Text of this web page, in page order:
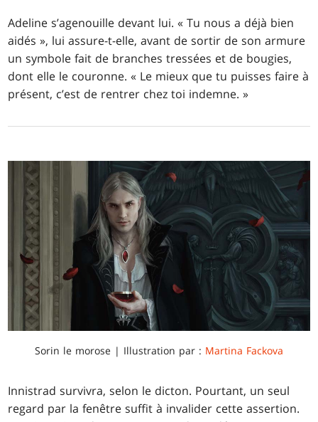
Adeline s’agenouille devant lui. « Tu nous a déjà bien
aidés », lui assure-t-elle, avant de sortir de son armure
un symbole fait de branches tressées et de bougies,
dont elle le couronne. « Le mieux que tu puisses faire à
présent, c’est de rentrer chez toi indemne. »
Sorin le morose | Illustration par : Martina Fackova
Innistrad survivra, selon le dicton. Pourtant, un seul
regard par la fenêtre suffit à invalider cette assertion.